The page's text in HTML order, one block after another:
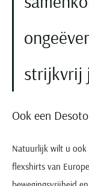
strijkvrij
Ook een
Natuurlijk wilt u ook
flexshirts van